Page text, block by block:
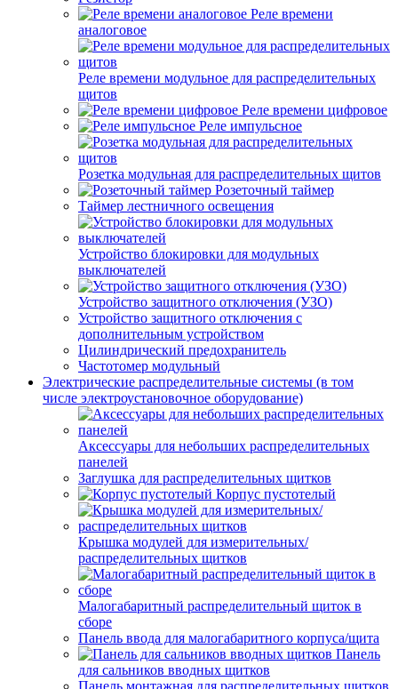
Реле времени
аналоговое
Реле времени модульное для распределительных
щитов
Реле времени цифровое
Реле импульсное
Розетка модульная для распределительных щитов
Розеточный таймер
Таймер лестничного освещения
Устройство блокировки для модульных
выключателей
Устройство защитного отключения (УЗО)
Устройство защитного отключения с
дополнительным устройством
Цилиндрический предохранитель
Частотомер модульный
Электрические распределительные системы (в том
числе электроустановочное оборудование)
Аксессуары для небольших распределительных
панелей
Заглушка для распределительных щитков
Корпус пустотелый
Крышка модулей для измерительных/
распределительных щитков
Малогабаритный распределительный щиток в
сборе
Панель ввода для малогабаритного корпуса/щита
Панель
для сальников вводных щитков
Панель монтажная для распределительных щитков